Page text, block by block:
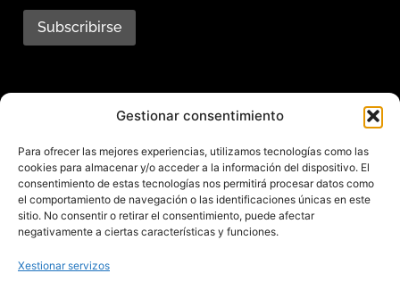
Gestionar consentimiento
Para ofrecer las mejores experiencias, utilizamos tecnologías como las
cookies para almacenar y/o acceder a la información del dispositivo. El
consentimiento de estas tecnologías nos permitirá procesar datos como
el comportamiento de navegación o las identificaciones únicas en este
sitio. No consentir o retirar el consentimiento, puede afectar
negativamente a ciertas características y funciones.
Xestionar servizos
Subscribirse
Subscríbete ao noso
boletín
Mantente informado das últimas novidades e
actividades do municipio. Subscríbete agora e
recibe no teu enderezo electrónico toda a